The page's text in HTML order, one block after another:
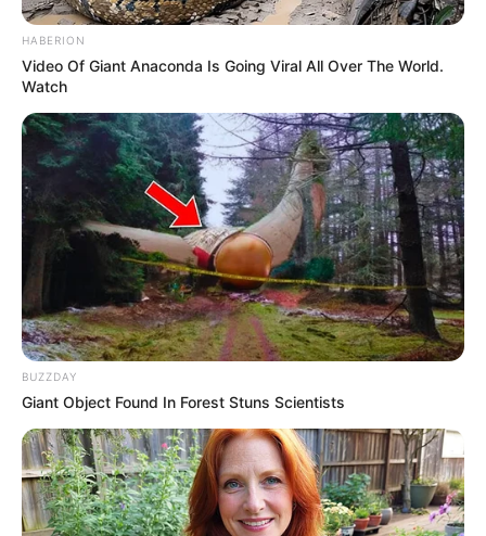
HABERION
Video Of Giant Anaconda Is Going Viral All Over The World.
Watch
BUZZDAY
Giant Object Found In Forest Stuns Scientists